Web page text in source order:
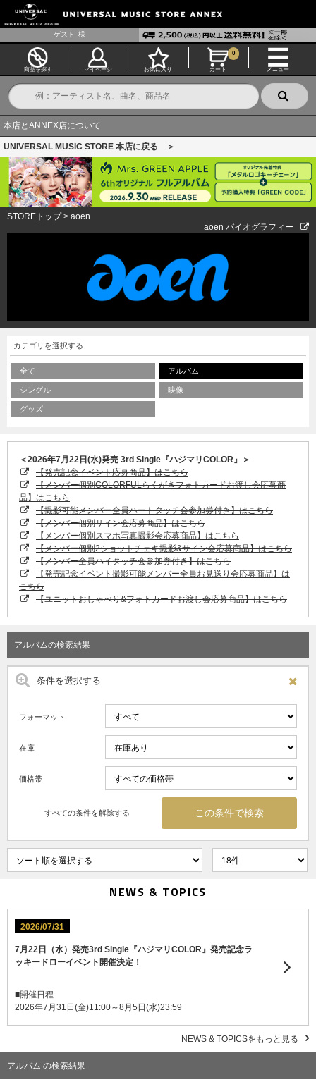
ゲスト 様
商品を探す マイページ お気に入り カート
0
メニュー
本店とANNEX店について
UNIVERSAL MUSIC STORE 本店に戻る ＞
STOREトップ> aoen
aoen バイオグラフィー
カテゴリを選択する
全て アルバム
シングル 映像
グッズ
＜2026年7月22日(水)発売 3rd Single『ハジマリCOLOR』＞
【発売記念イベント応募商品】はこちら
【メンバー個別COLORFULらくがきフォトカードお渡し会応募商
品】はこちら
【撮影可能メンバー全員ハートタッチ会参加券付き】はこちら
【メンバー個別サイン会応募商品】はこちら
【メンバー個別スマホ写真撮影会応募商品】はこちら
【メンバー個別2ショットチェキ撮影&サイン会応募商品】はこちら
【メンバー全員ハイタッチ会参加券付き】はこちら
【発売記念イベント撮影可能メンバー全員お見送り会応募商品】は
こちら
【ユニットおしゃべり&フォトカードお渡し会応募商品】はこちら
アルバムの検索結果
条件を選択する
フォーマット
在庫
価格帯
すべての条件を解除する
NEWS & TOPICS
2026/07/31
7月22日（水）発売3rd Single『ハジマリCOLOR』発売記念ラ
ッキードローイベント開催決定！
■開催日程
2026年7月31日(金)11:00～8月5日(水)23:59
NEWS & TOPICSをもっと見る
アルバム の検索結果